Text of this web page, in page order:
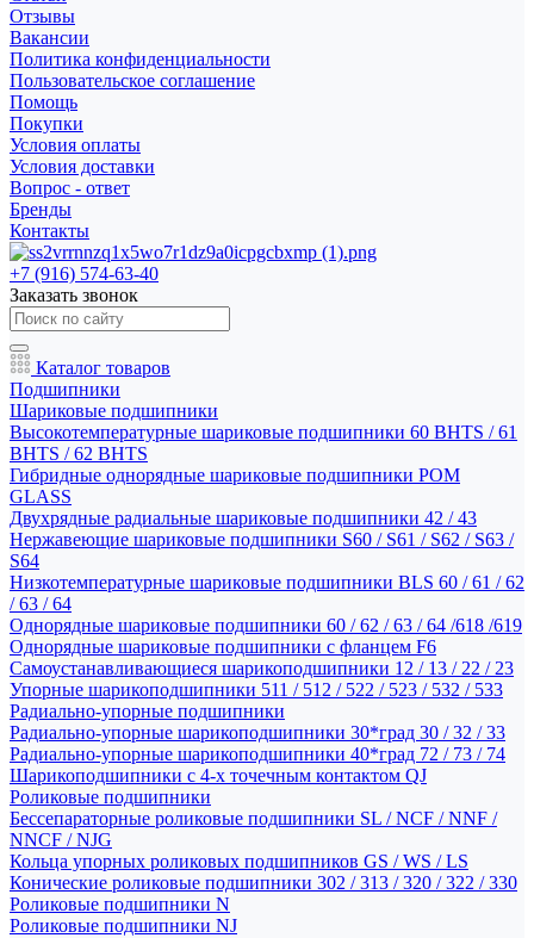
Отзывы
Вакансии
Политика конфиденциальности
Пользовательское соглашение
Помощь
Покупки
Условия оплаты
Условия доставки
Вопрос - ответ
Бренды
Контакты
+7 (916) 574-63-40
Заказать звонок
Каталог товаров
Подшипники
Шариковые подшипники
Высокотемпературные шариковые подшипники 60 BHTS / 61
BHTS / 62 BHTS
Гибридные однорядные шариковые подшипники POM
GLASS
Двухрядные радиальные шариковые подшипники 42 / 43
Нержавеющие шариковые подшипники S60 / S61 / S62 / S63 /
S64
Низкотемпературные шариковые подшипники BLS 60 / 61 / 62
/ 63 / 64
Однорядные шариковые подшипники 60 / 62 / 63 / 64 /618 /619
Однорядные шариковые подшипники с фланцем F6
Самоустанавливающиеся шарикоподшипники 12 / 13 / 22 / 23
Упорные шарикоподшипники 511 / 512 / 522 / 523 / 532 / 533
Радиально-упорные подшипники
Радиально-упорные шарикоподшипники 30*град 30 / 32 / 33
Радиально-упорные шарикоподшипники 40*град 72 / 73 / 74
Шарикоподшипники с 4-х точечным контактом QJ
Роликовые подшипники
Бессепараторные роликовые подшипники SL / NCF / NNF /
NNCF / NJG
Кольца упорных роликовых подшипников GS / WS / LS
Конические роликовые подшипники 302 / 313 / 320 / 322 / 330
Роликовые подшипники N
Роликовые подшипники NJ